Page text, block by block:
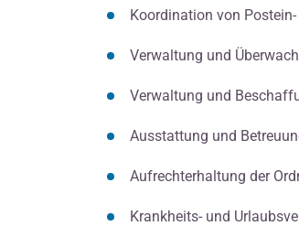
Koordination von
Verwaltung und
Verwaltung und
Ausstattung und
Aufrechterhaltung der
Krankheits- und